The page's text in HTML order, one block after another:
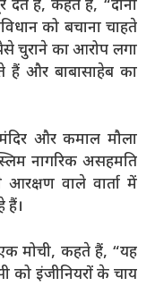
देते हैं, कहते हैं, “दोनों
को बचाना चाहते
चुराने का आरोप लगा
हैं और बाबासाहेब का
और कमाल मौला
नागरिक असहमति
वाले वार्ता में
हैं।
मोची, कहते हैं, “यह
को इंजीनियरों के चाय